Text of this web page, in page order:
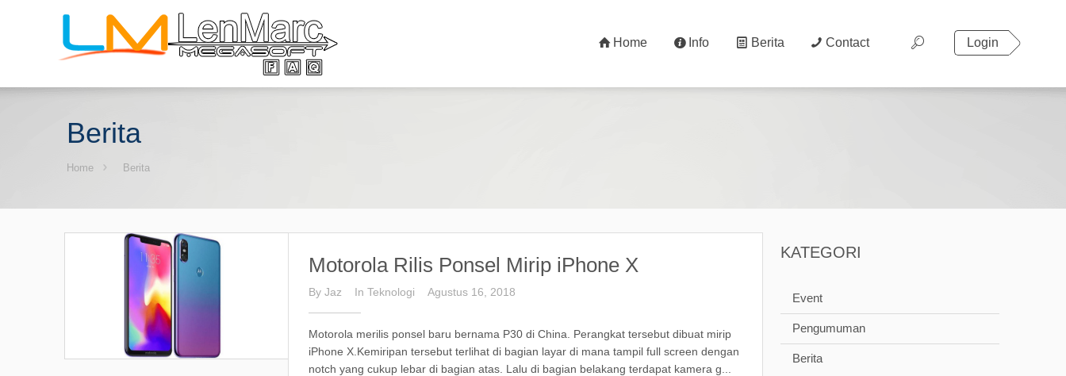
Login
Home Info Berita Contact
Berita
Home Berita
Motorola Rilis Ponsel Mirip iPhone X
ByJaz InTeknologi Agustus 16, 2018
Motorola merilis ponsel baru bernama P30 di China. Perangkat tersebut dibuat mirip
iPhone X.Kemiripan tersebut terlihat di bagian layar di mana tampil full screen dengan
notch yang cukup lebar di bagian atas. Lalu di bagian belakang terdapat kamera g...
KATEGORI
Event
Pengumuman
Berita